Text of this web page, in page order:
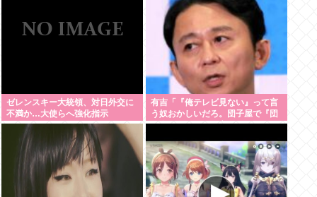
ゼレンスキー大統領、対日外交に
不満か…大使らへ強化指示
有吉「『俺テレビ見ない』って言
う奴おかしいだろ。団子屋で『団
子食べない』って言うか？こっち